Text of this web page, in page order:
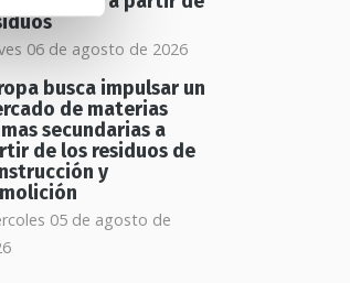
06 de agosto de 2026
busca impulsar un
de materias
secundarias a
de los residuos de
y
05 de agosto de